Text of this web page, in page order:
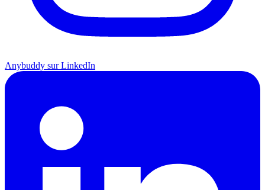
Anybuddy sur LinkedIn